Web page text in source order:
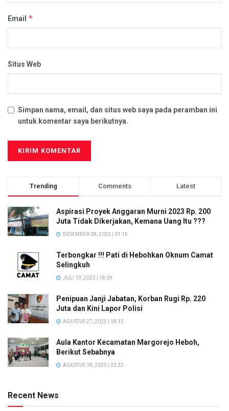
Email *
Situs Web
Simpan nama, email, dan situs web saya pada peramban ini
untuk komentar saya berikutnya.
Trending Comments Latest
Aspirasi Proyek Anggaran Murni 2023 Rp. 200
Juta Tidak Dikerjakan, Kemana Uang Itu ???
DESEMBER 28, 2023 | 01:15
Terbongkar !!! Pati di Hebohkan Oknum Camat
Selingkuh
JULI 19, 2023 | 18:39
Penipuan Janji Jabatan, Korban Rugi Rp. 220
Juta dan Kini Lapor Polisi
AGUSTUS 27, 2025 | 18:12
Aula Kantor Kecamatan Margorejo Heboh,
Berikut Sebabnya
AGUSTUS 18, 2023 | 22:32
Recent News